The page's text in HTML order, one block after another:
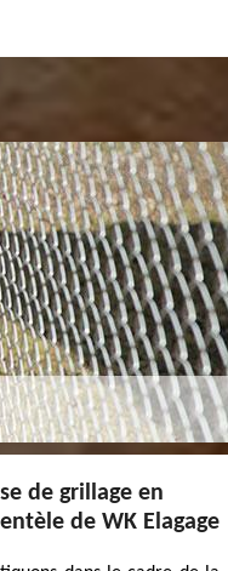
de grillage en
de WK Elagage